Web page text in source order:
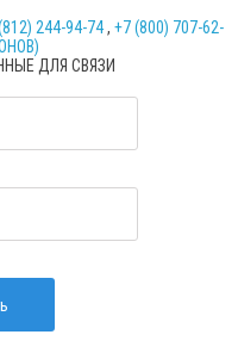
244-94-74, +7 (800) 707-62-
ДЛЯ СВЯЗИ